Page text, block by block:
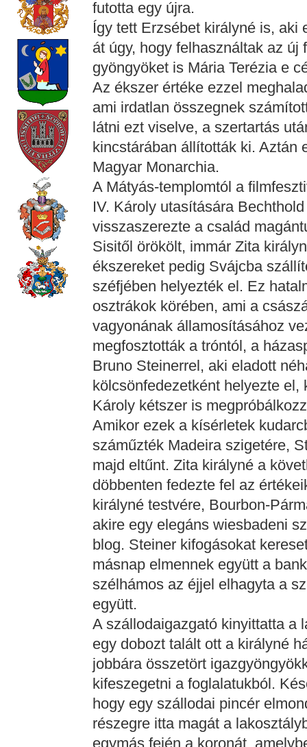
futotta egy újra.
Így tett Erzsébet királyné is, aki
át úgy, hogy felhasználtak az új
gyöngyöket is Mária Terézia e
Az ékszer értéke ezzel
ami irdatlan összegnek
látni ezt viselve, a szertartás
kincstárában állították ki. Aztán
Magyar Monarchia.
A Mátyás-templomtól a
IV. Károly utasítására
visszaszerezte a család
Sisitől örökölt, immár Zita
ékszereket pedig Svájcba
széfjében helyezték el. Ez
osztrákok körében, ami a
vagyonának államosításához
megfosztották a tróntól, a
Bruno Steinerrel, aki eladott
kölcsönfedezetként helyezte el,
Károly kétszer is
Amikor ezek a kísérletek
száműzték Madeira szigetére,
majd eltűnt. Zita királyné a
döbbenten fedezte fel az
királyné testvére, Bourbon-
akire egy elegáns wiesbadeni
blog. Steiner kifogásokat
másnap elmennek együtt a
szélhámos az éjjel elhagyta a
együtt.
A szállodaigazgató kinyittatta a
egy dobozt talált ott a királyné
jobbára összetört
kifeszegetni a foglalatukból.
hogy egy szállodai pincér
részegre itta magát a
egymás fején a koronát,